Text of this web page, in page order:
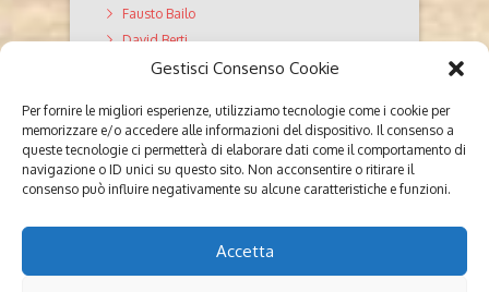
Gestisci Consenso Cookie
Per fornire le migliori esperienze, utilizziamo tecnologie come i cookie per
memorizzare e/o accedere alle informazioni del dispositivo. Il consenso a
queste tecnologie ci permetterà di elaborare dati come il comportamento di
navigazione o ID unici su questo sito. Non acconsentire o ritirare il
consenso può influire negativamente su alcune caratteristiche e funzioni.
Accetta
Fausto Bailo
David Berti
GiroDiVite Servizi editoriali
Editing
Correzione di bozze
Ghostwriting
Poesie
Parola ai lettori